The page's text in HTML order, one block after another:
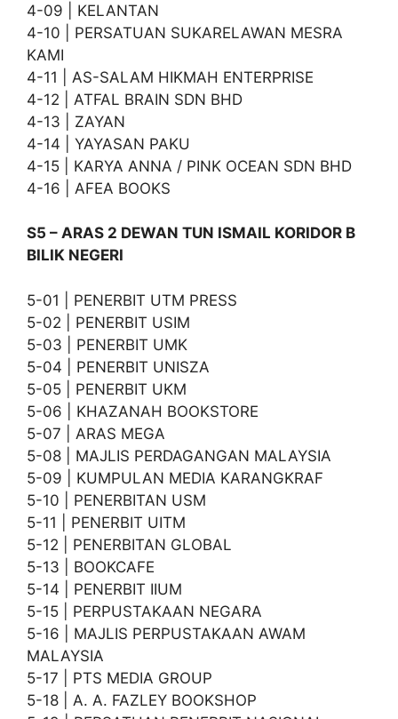
4-09 | KELANTAN
4-10 | PERSATUAN SUKARELAWAN MESRA
KAMI
4-11 | AS-SALAM HIKMAH ENTERPRISE
4-12 | ATFAL BRAIN SDN BHD
4-13 | ZAYAN
4-14 | YAYASAN PAKU
4-15 | KARYA ANNA / PINK OCEAN SDN BHD
4-16 | AFEA BOOKS
S5 – ARAS 2 DEWAN TUN ISMAIL KORIDOR B
BILIK NEGERI
5-01 | PENERBIT UTM PRESS
5-02 | PENERBIT USIM
5-03 | PENERBIT UMK
5-04 | PENERBIT UNISZA
5-05 | PENERBIT UKM
5-06 | KHAZANAH BOOKSTORE
5-07 | ARAS MEGA
5-08 | MAJLIS PERDAGANGAN MALAYSIA
5-09 | KUMPULAN MEDIA KARANGKRAF
5-10 | PENERBITAN USM
5-11 | PENERBIT UITM
5-12 | PENERBITAN GLOBAL
5-13 | BOOKCAFE
5-14 | PENERBIT IIUM
5-15 | PERPUSTAKAAN NEGARA
5-16 | MAJLIS PERPUSTAKAAN AWAM
MALAYSIA
5-17 | PTS MEDIA GROUP
5-18 | A. A. FAZLEY BOOKSHOP